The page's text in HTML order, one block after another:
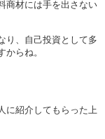
商材には手を出さない
り、自己投資として多
らね。
に紹介してもらった上